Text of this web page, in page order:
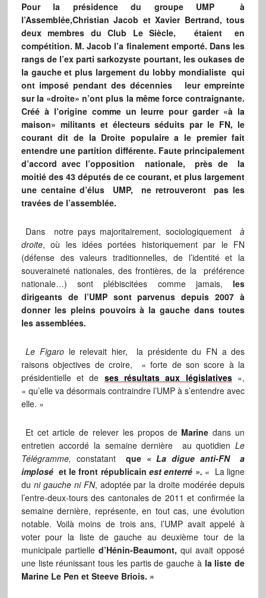
Pour la présidence du groupe UMP à
l’Assemblée,Christian Jacob et Xavier Bertrand, tous
deux membres du Club Le Siècle, étaient en
compétition. M. Jacob l’a finalement emporté. Dans les
rangs de l’ex parti sarkozyste pourtant, les oukases de
la gauche et plus largement du lobby mondialiste qui
ont imposé pendant des décennies leur empreinte
sur la «droite» n’ont plus la même force contraignante.
Créé à l’origine comme un leurre pour garder «à la
maison» militants et électeurs séduits par le FN, le
courant dit de la Droite populaire a le premier fait
entendre une partition différente. Faute principalement
d’accord avec l’opposition nationale, près de la
moitié des 43 députés de ce courant, et plus largement
une centaine d’élus UMP, ne retrouveront pas les
travées de l’assemblée.
Dans notre pays majoritairement, sociologiquementà
droite, où les idées portées historiquement par le FN
(défense des valeurs traditionnelles, de l’identité et la
souveraineté nationales, des frontières, de la préférence
nationale…) sont plébiscitées comme jamais, les
dirigeants de l’UMP sont parvenusdepuis 2007à
donner les pleins pouvoirs à la gauche dans toutes
les assemblées.
Le Figaro le relevait hier, la présidente du FN a des
raisons objectives de croire, « forte de son score à la
présidentielle et de ses résultats aux législatives»,
« qu’elle va désormais contraindre l’UMP à s’entendre avec
elle. »
Et cet article de relever les propos de Marine dans un
entretien accordé la semaine dernière au quotidienLe
Télégramme, constatant que « La digue anti-FN a
implosé et le front républicainest enterré ». « La ligne
du ni gauche ­ni FN, adoptée par la droite modérée depuis
l’entre-deux-tours des cantonales de 2011 et confirmée la
semaine dernière, représente, en tout cas, une évolution
notable. Voilà moins de trois ans, l’UMP avait appelé à
voter pour ­la liste de gauche au deuxième tour de la
municipale partielle d’Hénin-Beaumont,qui avait opposé
une liste réunissant tous les partis de gauche à la liste de
Marine Le Pen et Steeve Briois. »